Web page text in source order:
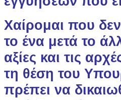
Χαίρομαι που
το ένα μετά το
αξίες και τις
τη θέση του
πρέπει να